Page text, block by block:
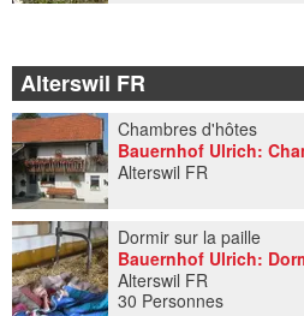
Alterswil FR
Chambres d'hôtes
Bauernhof Ulrich:
Alterswil FR
Dormir sur la paille
Bauernhof Ulrich:
Alterswil FR
30 Personnes